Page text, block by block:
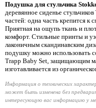
Подушка для стульчика
деревянное сиденье
частей: одна часть крепится к
Приятная на ощупь ткань и
комфорт. Стильные принты и
лаконичным скандинавским
подушку можно использовать
Trapp Baby Set, защищающим
изготавливается из
Информация о технических
может быть изменена без
интересующую вас информацию у